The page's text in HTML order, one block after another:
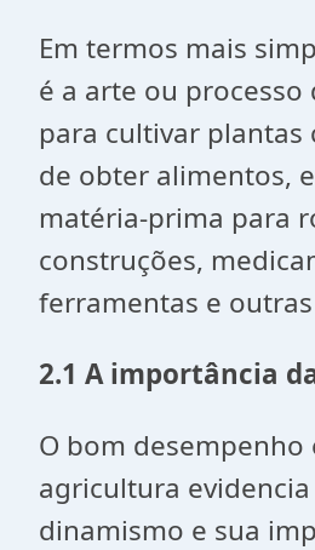
Em termos mais
é a arte ou processo
para cultivar plantas
de obter alimentos,
matéria-prima para
construções,
ferramentas e
2.1 Aimportância
O bom desempenho
agricultura evidencia
dinamismo e sua